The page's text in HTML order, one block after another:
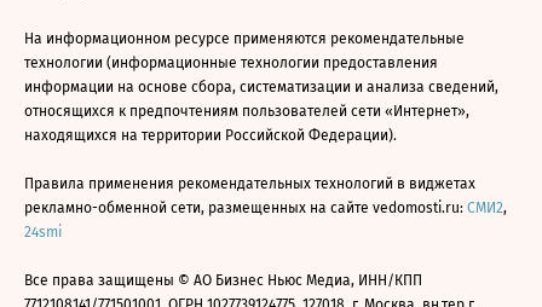
На информационном ресурсе применяются рекомендательные
технологии (информационные технологии предоставления
информации на основе сбора, систематизации и анализа сведений,
относящихся к предпочтениям пользователей сети «Интернет»,
находящихся на территории Российской Федерации).
Правила применения рекомендательных технологий в виджетах
рекламно-обменной сети, размещенных на сайте vedomosti.ru: СМИ2,
24smi
Все права защищены © АО Бизнес Ньюс Медиа, ИНН/КПП